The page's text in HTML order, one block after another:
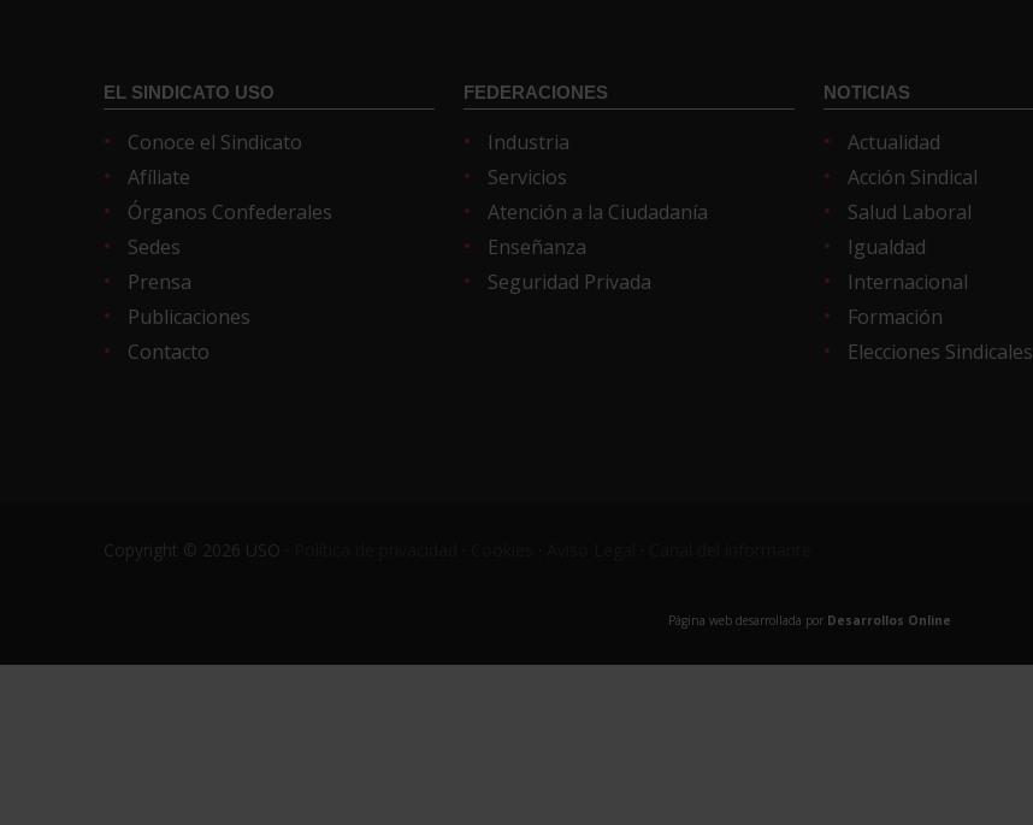
EL SINDICATO USO
Conoce el Sindicato
Afíliate
Órganos Confederales
Sedes
Prensa
Publicaciones
Contacto
FEDERACIONES
Industria
Servicios
Atención a la Ciudadanía
Enseñanza
Seguridad Privada
NOTICIAS
Actualidad
Acción Sindical
Salud Laboral
Igualdad
Internacional
Formación
Elecciones Sindicales
Copyright © 2026 USO ·
Página web desarrollada por Desarrollos Online